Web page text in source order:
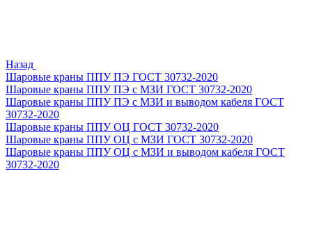
Назад
Шаровые краны ППУ ПЭ ГОСТ 30732-2020
Шаровые краны ППУ ПЭ с МЗИ ГОСТ 30732-2020
Шаровые краны ППУ ПЭ с МЗИ и выводом кабеля ГОСТ
30732-2020
Шаровые краны ППУ ОЦ ГОСТ 30732-2020
Шаровые краны ППУ ОЦ с МЗИ ГОСТ 30732-2020
Шаровые краны ППУ ОЦ с МЗИ и выводом кабеля ГОСТ
30732-2020